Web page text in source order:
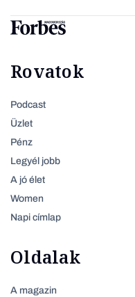
Rovatok
Podcast
Üzlet
Pénz
Legyél jobb
A jó élet
Women
Napi címlap
Oldalak
A magazin